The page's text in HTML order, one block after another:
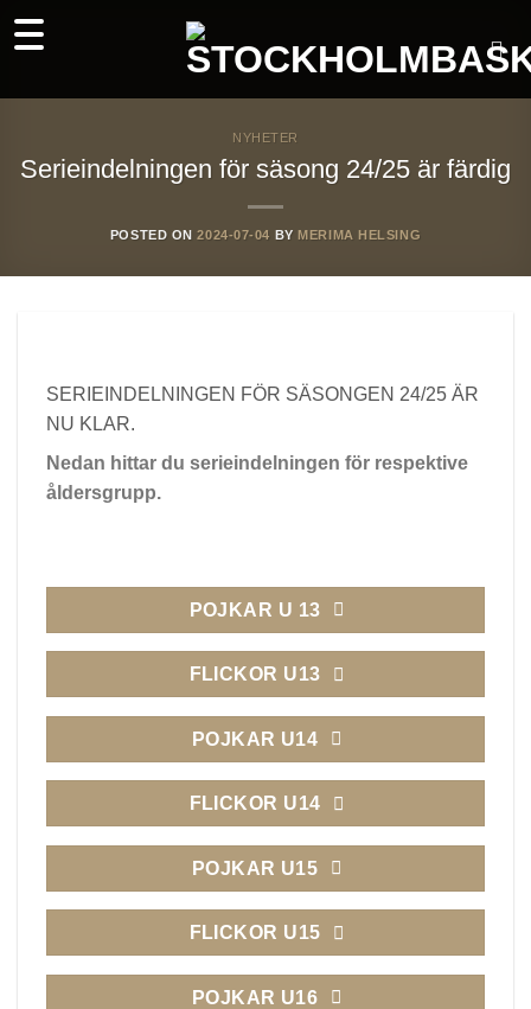
to
NYHETER
Serieindelningen för säsong 24/25 är färdig
POSTED ON2024-07-04 BY MERIMA HELSING
SERIEINDELNINGEN FÖR SÄSONGEN 24/25 ÄR
NU KLAR.
Nedan hittar du serieindelningen för respektive
åldersgrupp.
POJKAR U 13
FLICKOR U13
POJKAR U14
FLICKOR U14
POJKAR U15
FLICKOR U15
POJKAR U16